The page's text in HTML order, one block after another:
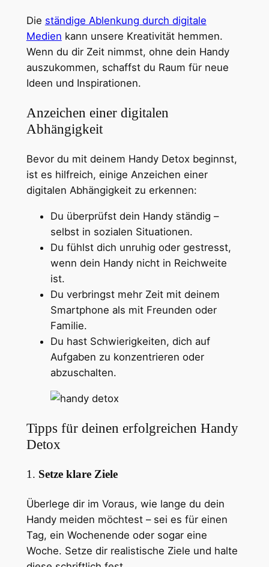
Die ständige Ablenkung durch digitale
Medien kann unsere Kreativität hemmen.
Wenn du dir Zeit nimmst, ohne dein Handy
auszukommen, schaffst du Raum für neue
Ideen und Inspirationen.
Anzeichen einer digitalen
Abhängigkeit
Bevor du mit deinem Handy Detox beginnst,
ist es hilfreich, einige Anzeichen einer
digitalen Abhängigkeit zu erkennen:
Du überprüfst dein Handy ständig –
selbst in sozialen Situationen.
Du fühlst dich unruhig oder gestresst,
wenn dein Handy nicht in Reichweite
ist.
Du verbringst mehr Zeit mit deinem
Smartphone als mit Freunden oder
Familie.
Du hast Schwierigkeiten, dich auf
Aufgaben zu konzentrieren oder
abzuschalten.
Tipps für deinen erfolgreichen Handy
Detox
1. Setze klare Ziele
Überlege dir im Voraus, wie lange du dein
Handy meiden möchtest – sei es für einen
Tag, ein Wochenende oder sogar eine
Woche. Setze dir realistische Ziele und halte